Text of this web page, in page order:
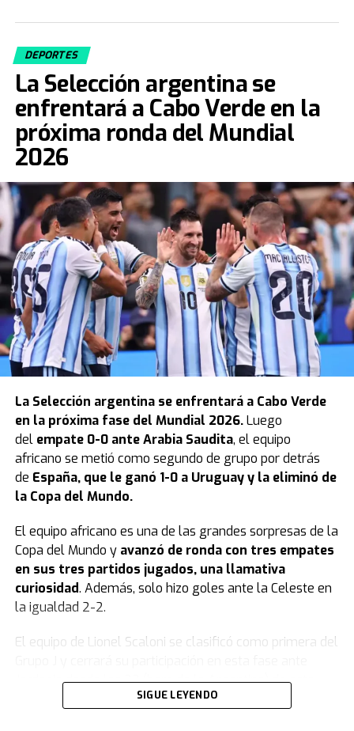
DEPORTES
La Selección argentina se
enfrentará a Cabo Verde en la
próxima ronda del Mundial
2026
La Selección argentinase enfrentará a Cabo Verde
en la próxima fase del Mundial 2026.Luego
del empate 0-0 ante Arabia Saudita, el equipo
africano se metió como segundo de grupo por detrás
de España, que le ganó 1-0 a Uruguay y la eliminó de
la Copa del Mundo.
El equipo africano es una de las grandes sorpresas de la
Copa del Mundo y avanzó de ronda con tres empates
en sus tres partidos jugados, una llamativa
curiosidad. Además, solo hizo goles ante la Celeste en
la igualdad 2-2.
El equipo de Lionel Scaloni se clasificó como primera del
Jordania desde las 23 (hora de la Argentina) de este
SIGUE LEYENDO